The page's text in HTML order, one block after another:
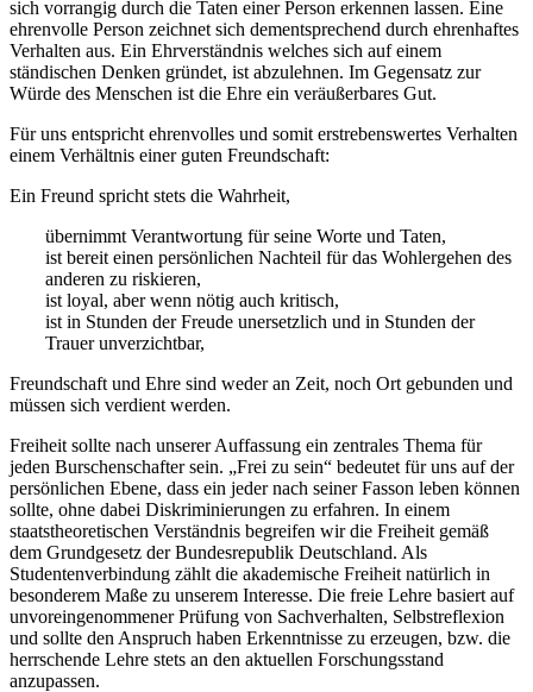
sich vorrangig durch die Taten einer Person erkennen lassen. Eine
ehrenvolle Person zeichnet sich dementsprechend durch ehrenhaftes
Verhalten aus. Ein Ehrverständnis welches sich auf einem
ständischen Denken gründet, ist abzulehnen. Im Gegensatz zur
Würde des Menschen ist die Ehre ein veräußerbares Gut.
Für uns entspricht ehrenvolles und somit erstrebenswertes Verhalten
einem Verhältnis einer guten Freundschaft:
Ein Freund spricht stets die Wahrheit,
übernimmt Verantwortung für seine Worte und Taten,
ist bereit einen persönlichen Nachteil für das Wohlergehen des
anderen zu riskieren,
ist loyal, aber wenn nötig auch kritisch,
ist in Stunden der Freude unersetzlich und in Stunden der
Trauer unverzichtbar,
Freundschaft und Ehre sind weder an Zeit, noch Ort gebunden und
müssen sich verdient werden.
Freiheit sollte nach unserer Auffassung ein zentrales Thema für
jeden Burschenschafter sein. „Frei zu sein“ bedeutet für uns auf der
persönlichen Ebene, dass ein jeder nach seiner Fasson leben können
sollte, ohne dabei Diskriminierungen zu erfahren. In einem
staatstheoretischen Verständnis begreifen wir die Freiheit gemäß
dem Grundgesetz der Bundesrepublik Deutschland. Als
Studentenverbindung zählt die akademische Freiheit natürlich in
besonderem Maße zu unserem Interesse. Die freie Lehre basiert auf
unvoreingenommener Prüfung von Sachverhalten, Selbstreflexion
und sollte den Anspruch haben Erkenntnisse zu erzeugen, bzw. die
herrschende Lehre stets an den aktuellen Forschungsstand
anzupassen.